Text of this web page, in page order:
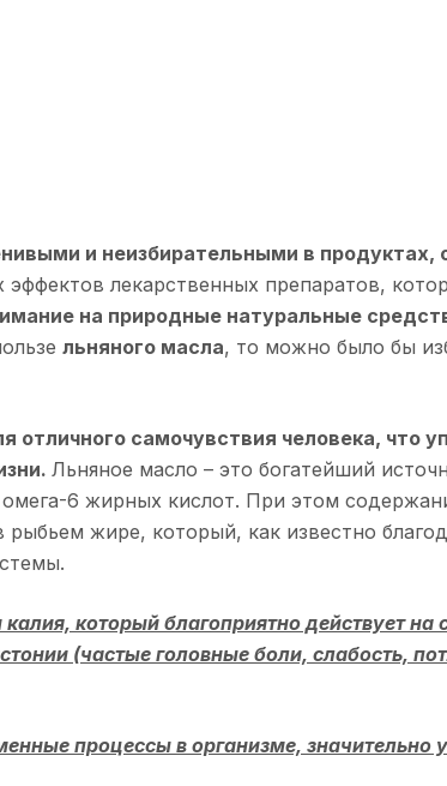
и неизбирательными в продуктах,
эффектов лекарственных препаратов,
на природные натуральные
льняного масла, то можно было бы
самочувствия человека, что
Льняное масло – это богатейший
6 жирных кислот. При этом
жире, который, как известно
который благоприятно действует
(частые головные боли, слабость,
процессы в организме, значительно